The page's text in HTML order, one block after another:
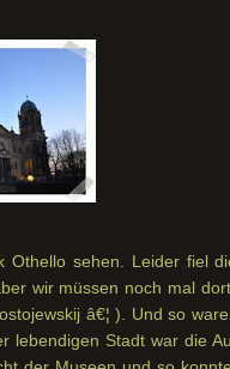
sehen. Leider fiel
wir müssen noch mal
â€¦ ). Und so
Stadt war die